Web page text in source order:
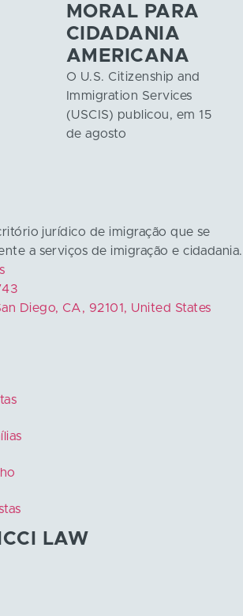
MORAL PARA
CIDADANIA
AMERICANA
O U.S. Citizenship and
Immigration Services
(USCIS) publicou, em 15
de agosto
jurídico de imigração que se
a serviços de imigração e cidadania.
Diego, CA, 92101, United States
LAW